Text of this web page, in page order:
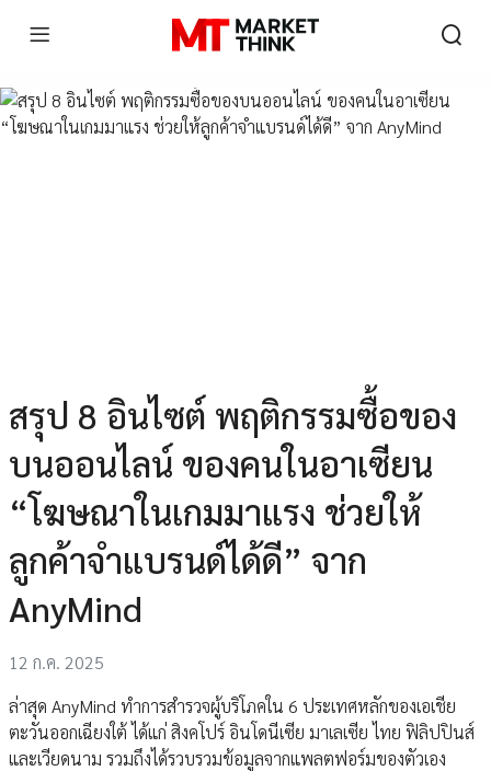
สรุป 8 อินไซต์ พฤติกรรมซื้อของ
บนออนไลน์ ของคนในอาเซียน
“โฆษณาในเกมมาแรง ช่วยให้
ลูกค้าจำแบรนด์ได้ดี” จาก
AnyMind
12 ก.ค. 2025
ล่าสุด AnyMind ทำการสำรวจผู้บริโภคใน 6 ประเทศหลักของเอเชีย
ตะวันออกเฉียงใต้ ได้แก่ สิงคโปร์ อินโดนีเซีย มาเลเซีย ไทย ฟิลิปปินส์
และเวียดนาม รวมถึงได้รวบรวมข้อมูลจากแพลตฟอร์มของตัวเอง